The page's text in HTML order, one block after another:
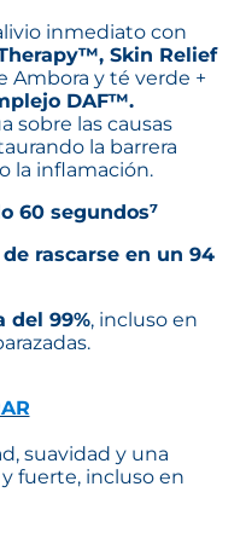
inmediato con
Skin Relief
Ambora y té verde +
DAF™.
sobre las causas
la barrera
la inflamación.
60 segundos⁷
rascarse en un 94
del 99%, incluso en
suavidad y una
fuerte, incluso en